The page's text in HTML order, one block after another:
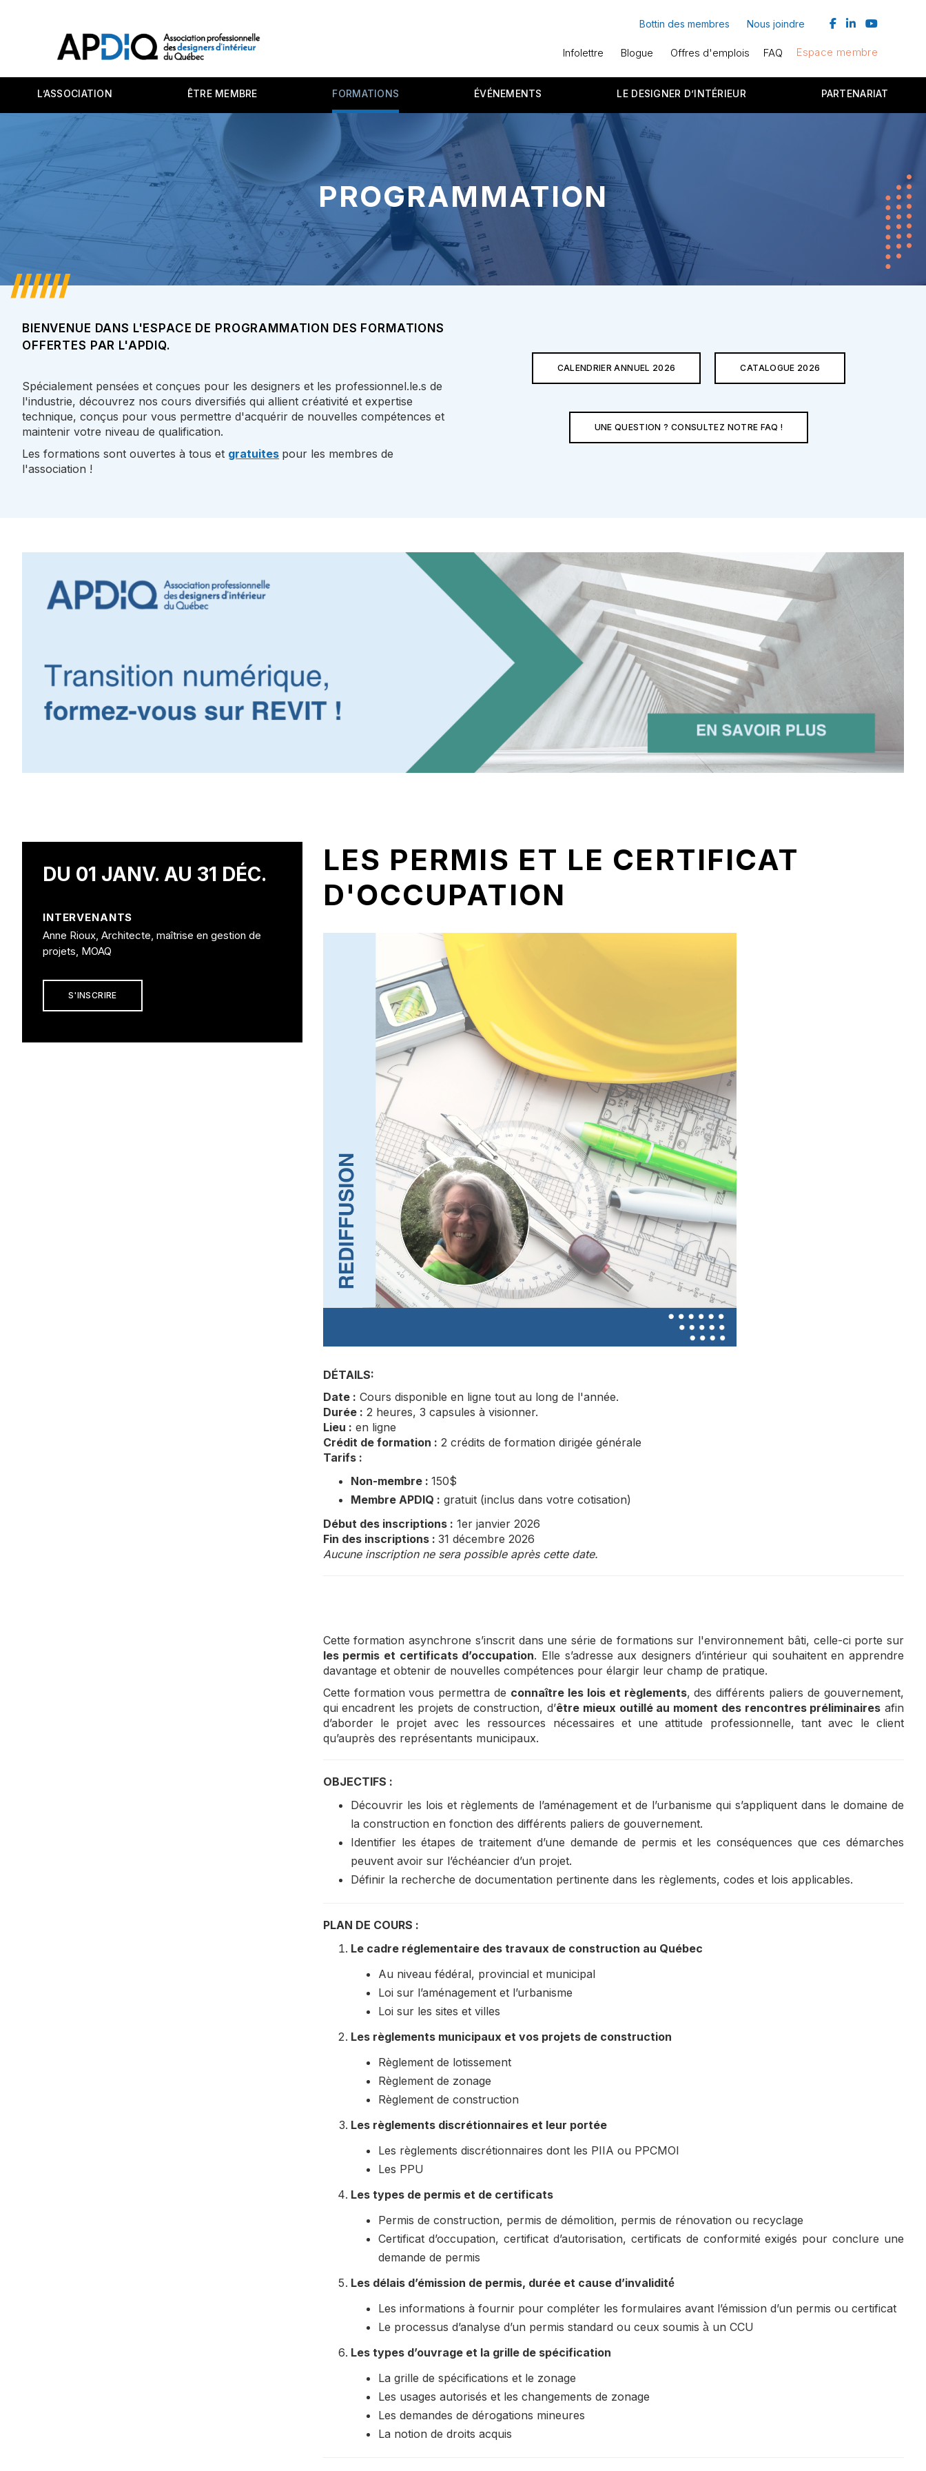
Bottin des membres Nous joindre facebook
linkedinyoutube
Infolettre Blogue Offres d'emplois FAQ Espace membre
L’ASSOCIATION ÊTRE MEMBRE FORMATIONS ÉVÉNEMENTS LE DESIGNER D’INTÉRIEUR PARTENARIAT
PROGRAMMATION
BIENVENUE DANS L'ESPACE DE PROGRAMMATION DES FORMATIONS
OFFERTES PAR L'APDIQ.
Spécialement pensées et conçues pour les designers et les professionnel.le.s de
l'industrie, découvrez nos cours diversifiés qui allient créativité et expertise
technique, conçus pour vous permettre d'acquérir de nouvelles compétences et
maintenir votre niveau de qualification.
Les formations sont ouvertes à tous et gratuites pour les membres de
l'association !
CALENDRIER ANNUEL 2026 CATALOGUE 2026
UNE QUESTION ? CONSULTEZ NOTRE FAQ !
DU 01 JANV. AU 31 DÉC.
INTERVENANTS
Anne Rioux, Architecte, maîtrise en gestion de
projets, MOAQ
S'INSCRIRE
LES PERMIS ET LE CERTIFICAT
D'OCCUPATION
DÉTAILS:
Date : Cours disponible en ligne tout au long de l'année.
Durée : 2 heures, 3 capsules à visionner.
Lieu : en ligne
Crédit de formation : 2 crédits de formation dirigée générale
Tarifs :
Non-membre : 150$
Membre APDIQ : gratuit (inclus dans votre cotisation)
Début des inscriptions : 1er janvier 2026
Fin des inscriptions : 31 décembre 2026
Aucune inscription ne sera possible après cette date.
Cette formation asynchrone s’inscrit dans une série de formations sur l'environnement bâti, celle-ci porte sur
les permis et certificats d’occupation. Elle s’adresse aux designers d’intérieur qui souhaitent en apprendre
davantage et obtenir de nouvelles compétences pour élargir leur champ de pratique.
Cette formation vous permettra de connaître les lois et règlements, des différents paliers de gouvernement,
qui encadrent les projets de construction, d’être mieux outillé au moment des rencontres préliminaires afin
d’aborder le projet avec les ressources nécessaires et une attitude professionnelle, tant avec le client
qu’auprès des représentants municipaux.
OBJECTIFS :
Découvrir les lois et règlements de l’aménagement et de l’urbanisme qui s’appliquent dans le domaine de
la construction en fonction des différents paliers de gouvernement.
Identifier les étapes de traitement d’une demande de permis et les conséquences que ces démarches
peuvent avoir sur l’échéancier d’un projet.
Définir la recherche de documentation pertinente dans les règlements, codes et lois applicables.
PLAN DE COURS :
Le cadre réglementaire des travaux de construction au Québec
Au niveau fédéral, provincial et municipal
Loi sur l’aménagement et l’urbanisme
Loi sur les sites et villes
Les règlements municipaux et vos projets de construction
Règlement de lotissement
Règlement de zonage
Règlement de construction
Les règlements discrétionnaires et leur portée
Les règlements discrétionnaires dont les PIIA ou PPCMOI
Les PPU
Les types de permis et de certificats
Permis de construction, permis de démolition, permis de rénovation ou recyclage
Certificat d’occupation, certificat d’autorisation, certificats de conformité exigés pour conclure une
demande de permis
Les délais d’émission de permis, durée et cause d’invalidité́
Les informations à fournir pour compléter les formulaires avant l’émission d’un permis ou certificat
Le processus d’analyse d’un permis standard ou ceux soumis à̀ un CCU
Les types d’ouvrage et la grille de spécification
La grille de spécifications et le zonage
Les usages autorisés et les changements de zonage
Les demandes de dérogations mineures
La notion de droits acquis